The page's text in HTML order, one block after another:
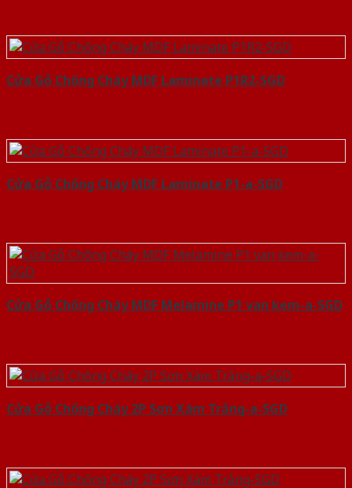
Cửa Gỗ Chống Cháy MDF Laminate P1R2-SGD
Cửa Gỗ Chống Cháy MDF Laminate P1-a-SGD
Cửa Gỗ Chống Cháy MDF Melamine P1 van kem-a-SGD
Cửa Gỗ Chống Cháy 2P Sơn Xám Trắng-a-SGD